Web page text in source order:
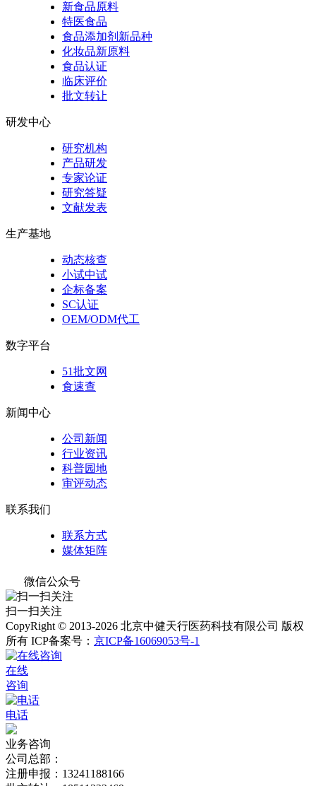
新食品原料
特医食品
食品添加剂新品种
化妆品新原料
食品认证
临床评价
批文转让
研发中心
研究机构
产品研发
专家论证
研究答疑
文献发表
生产基地
动态核查
小试中试
企标备案
SC认证
OEM/ODM代工
数字平台
51批文网
食速查
新闻中心
公司新闻
行业资讯
科普园地
审评动态
联系我们
联系方式
媒体矩阵
微信公众号
扫一扫关注
CopyRight © 2013-2026 北京中健天行医药科技有限公司 版权
所有 ICP备案号： 京ICP备16069053号-1
在线
咨询
电话
业务咨询
公司总部：
注册申报：13241188166